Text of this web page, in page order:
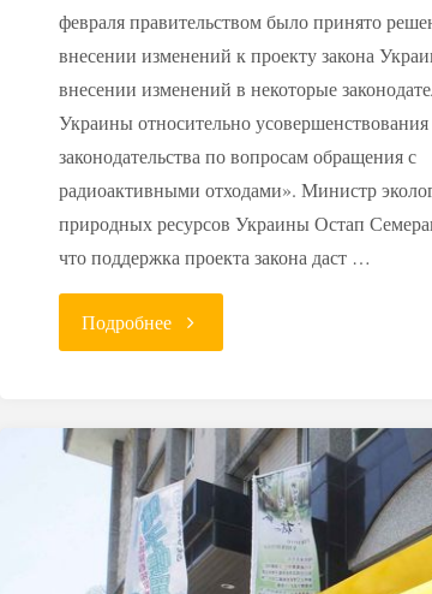
февраля правительством было принято
внесении изменений к проекту закона
внесении изменений в некоторые
Украины относительно усовершенствования
законодательства по вопросам обращения с
радиоактивными отходами». Министр
природных ресурсов Украины Остап
что поддержка проекта закона даст …
Подробнее"Украина
классификацию
радиоактивных
отходов"